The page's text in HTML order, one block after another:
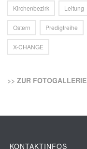
Kirchenbezirk Leitung
Ostern Predigtreihe
X-CHANGE
>> ZUR FOTOGALLERIE
KONTAKTINFOS